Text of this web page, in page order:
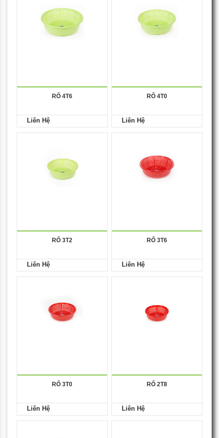
RỔ 4T6
Liên Hệ
RỔ 4T0
Liên Hệ
RỔ 3T2
Liên Hệ
RỔ 3T6
Liên Hệ
RỔ 3T0
Liên Hệ
RỔ 2T8
Liên Hệ